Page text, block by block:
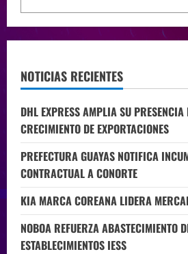
NOTICIAS RECIENTES
DHL EXPRESS AMPLIA SU PRESENCIA
CRECIMIENTO DE EXPORTACIONES
PREFECTURA GUAYAS NOTIFICA
CONTRACTUAL A CONORTE
KIA MARCA COREANA LIDERA
NOBOA REFUERZA ABASTECIMIENTO
ESTABLECIMIENTOS IESS